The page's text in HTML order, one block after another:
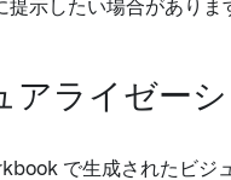
提示したい場合がありま
アライゼー
で生成されたビジ